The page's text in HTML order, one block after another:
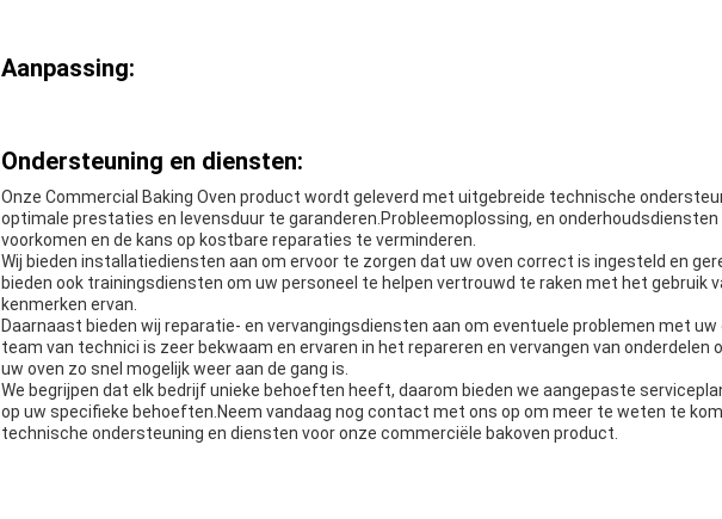
Aanpassing:
Ondersteuning en diensten:
Onze Commercial Baking Oven product wordt geleverd met uitgebreide technische
optimale prestaties en levensduur te garanderen.Probleemoplossing, en
voorkomen en de kans op kostbare reparaties te verminderen.
Wij bieden installatiediensten aan om ervoor te zorgen dat uw oven correct is ingesteld en
bieden ook trainingsdiensten om uw personeel te helpen vertrouwd te raken met het gebruik
kenmerken ervan.
Daarnaast bieden wij reparatie- en vervangingsdiensten aan om eventuele problemen met uw
team van technici is zeer bekwaam en ervaren in het repareren en vervangen van onderdelen
uw oven zo snel mogelijk weer aan de gang is.
We begrijpen dat elk bedrijf unieke behoeften heeft, daarom bieden we aangepaste
op uw specifieke behoeften.Neem vandaag nog contact met ons op om meer te weten te
technische ondersteuning en diensten voor onze commerciële bakoven product.